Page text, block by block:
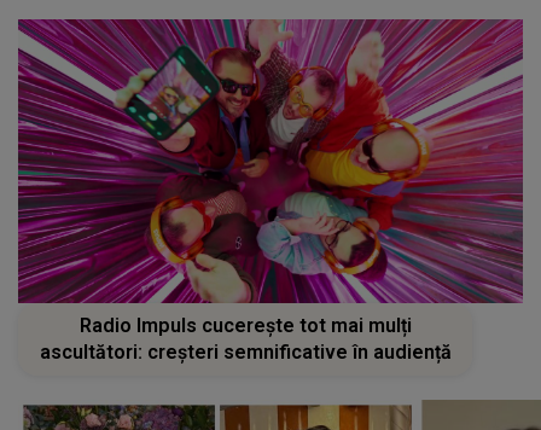
Radio Impuls cucerește tot mai mulți
ascultători: creșteri semnificative în audiență